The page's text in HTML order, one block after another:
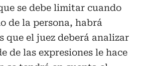
se debe limitar cuando
de la persona, habrá
que el juez deberá analizar
de las expresiones le hace